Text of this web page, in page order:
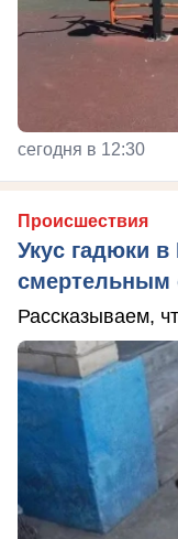
сегодня в 12:30
Происшествия
Укус гадюки
смертельным
Рассказываем,